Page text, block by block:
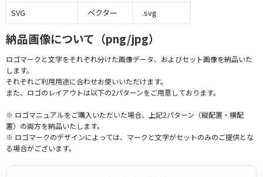
SVG
ベクター .svg
納品画像について（png/jpg）
ロゴマークと文字をそれぞれ分けた画像データ、およびセット画像を納品いた
します。
それぞれご利用用途に合わせお使いいただけます。
また、ロゴのレイアウトは以下の2パターンをご用意しております。
※ ロゴマニュアルをご購入いただいた場合、上記2パターン（縦配置・横配
置）の両方を納品いたします。
※ ロゴマークのデザインによっては、マークと文字がセットのみのご提供とな
る場合がございます。